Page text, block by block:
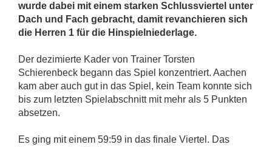
wurde dabei mit einem starken Schlussviertel unter
Dach und Fach gebracht, damit revanchieren sich
die Herren 1 für die Hinspielniederlage.
Der dezimierte Kader von Trainer Torsten
Schierenbeck begann das Spiel konzentriert. Aachen
kam aber auch gut in das Spiel, kein Team konnte sich
bis zum letzten Spielabschnitt mit mehr als 5 Punkten
absetzen.
Es ging mit einem 59:59 in das finale Viertel. Das